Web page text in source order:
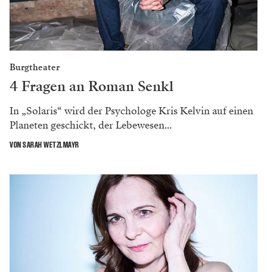
Burgtheater
4 Fragen an Roman Senkl
In „Solaris“ wird der Psychologe Kris Kelvin auf einen
Planeten geschickt, der Lebewesen...
VON SARAH WETZLMAYR